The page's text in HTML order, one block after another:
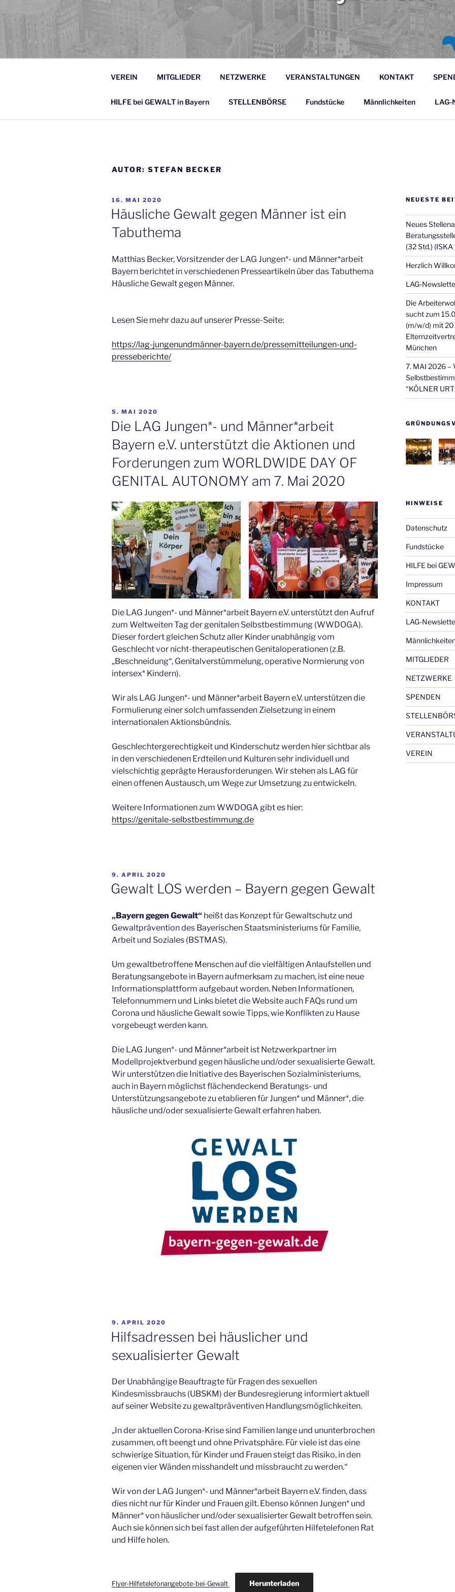
UND MÄNNERARBEIT BAYERN
LAG Jungen- und Männerarbeit Bayern e.V.
VEREIN MITGLIEDER NETZWERKE VERANSTALTUNGEN KONTAKT
HILFE bei GEWALT in Bayern STELLENBÖRSE Fundstücke Männlichkeiten
AUTOR: STEFAN BECKER
VERÖFFENTLICHT
AM
16. MAI 2020
Häusliche Gewalt gegen Männer ist ein
Tabuthema
Matthias Becker, Vorsitzender der LAG Jungen*- und Männer*arbeit
Bayern berichtet in verschiedenen Presseartikeln über das Tabuthema
Häusliche Gewalt gegen Männer.
Lesen Sie mehr dazu auf unserer Presse-Seite:
https://lag-jungenundmänner-bayern.de/pressemitteilungen-und-
presseberichte/
VERÖFFENTLICHT
AM
5. MAI 2020
Die LAG Jungen*- und Männer*arbeit
Bayern e.V. unterstützt die Aktionen und
Forderungen zum WORLDWIDE DAY OF
GENITAL AUTONOMY am 7. Mai 2020
Die LAG Jungen*- und Männer*arbeit Bayern e.V. unterstützt den Aufruf
zum Weltweiten Tag der genitalen Selbstbestimmung (WWDOGA).
Dieser fordert gleichen Schutz aller Kinder unabhängig vom
Geschlecht vor nicht-therapeutischen Genitaloperationen (z.B.
„Beschneidung“, Genitalverstümmelung, operative Normierung von
intersex* Kindern).
Wir als LAG Jungen*- und Männer*arbeit Bayern e.V. unterstützen die
Formulierung einer solch umfassenden Zielsetzung in einem
internationalen Aktionsbündnis.
Geschlechtergerechtigkeit und Kinderschutz werden hier sichtbar als
in den verschiedenen Erdteilen und Kulturen sehr individuell und
vielschichtig geprägte Herausforderungen. Wir stehen als LAG für
einen offenen Austausch, um Wege zur Umsetzung zu entwickeln.
Weitere Informationen zum WWDOGA gibt es hier:
https://genitale-selbstbestimmung.de
VERÖFFENTLICHT
AM
9. APRIL 2020
Gewalt LOS werden – Bayern gegen Gewalt
„Bayern gegen Gewalt“ heißt das Konzept für Gewaltschutz und
Gewaltprävention des Bayerischen Staatsministeriums für Familie,
Arbeit und Soziales (BSTMAS).
Um gewaltbetroffene Menschen auf die vielfältigen Anlaufstellen und
Beratungsangebote in Bayern aufmerksam zu machen, ist eine neue
Informationsplattform aufgebaut worden. Neben Informationen,
Telefonnummern und Links bietet die Website auch FAQs rund um
Corona und häusliche Gewalt sowie Tipps, wie Konflikten zu Hause
vorgebeugt werden kann.
Die LAG Jungen*- und Männer*arbeit ist Netzwerkpartner im
Modellprojektverbund gegen häusliche und/oder sexualisierte Gewalt.
Wir unterstützen die Initiative des Bayerischen Sozialministeriums,
auch in Bayern möglichst flächendeckend Beratungs- und
Unterstützungsangebote zu etablieren für Jungen* und Männer*, die
häusliche und/oder sexualisierte Gewalt erfahren haben.
VERÖFFENTLICHT
AM
9. APRIL 2020
Hilfsadressen bei häuslicher und
sexualisierter Gewalt
Der Unabhängige Beauftragte für Fragen des sexuellen
Kindesmissbrauchs (UBSKM) der Bundesregierung informiert aktuell
auf seiner Website zu gewaltpräventiven Handlungsmöglichkeiten.
„In der aktuellen Corona-Krise sind Familien lange und ununterbrochen
zusammen, oft beengt und ohne Privatsphäre. Für viele ist das eine
schwierige Situation, für Kinder und Frauen steigt das Risiko, in den
eigenen vier Wänden misshandelt und missbraucht zu werden.“
Wir von der LAG Jungen*- und Männer*arbeit Bayern e.V. finden, dass
dies nicht nur für Kinder und Frauen gilt. Ebenso können Jungen* und
Männer* von häuslicher und/oder sexualisierter Gewalt betroffen sein.
Auch sie können sich bei fast allen der aufgeführten Hilfetelefonen Rat
und Hilfe holen.
Flyer-Hilfetelefonangebote-bei-Gewalt Herunterladen
NEUESTE
Neues
(32 Std.)
Herzlich
LAG-
Die
sucht zum
(m/w/d) mit 20
München
7. MAI 2026 –
“KÖLNER
HINWEISE
Datenschutz
Fundstücke
HILFE bei
Impressum
KONTAKT
LAG-
MITGLIEDER
NETZWERKE
SPENDEN
VEREIN